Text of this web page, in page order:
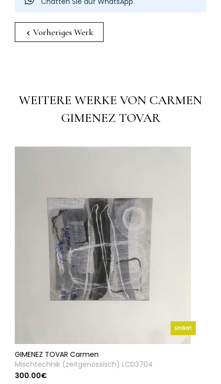
Vorheriges Werk
WEITERE WERKE VON CARMEN
GIMENEZ TOVAR
Unikat
GIMENEZ TOVAR Carmen
Mischtechnik (zeitgenössisch) LCD3704
300.00€